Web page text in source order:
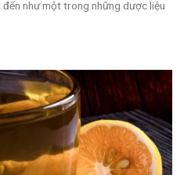
như một trong những dược liệu